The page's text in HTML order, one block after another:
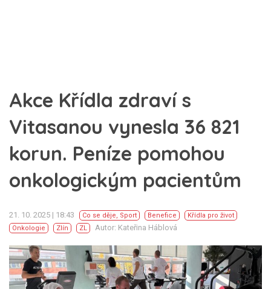
Akce Křídla zdraví s
Vitasanou vynesla 36 821
korun. Peníze pomohou
onkologickým pacientům
21. 10. 2025 | 18:43 Co se děje, Sport Benefice
Křídla pro život
Onkologie
Zlín ZL Autor: Kateřina Háblová